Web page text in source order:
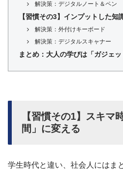
解決策：デジタルノート＆ペン
【習慣その3】インプットした
解決策：外付けキーボード
解決策：デジタルスキャナー
まとめ：大人の学びは「ガジェ
【習慣その1】スキマ
間」に変える
学生時代と違い、社会人にはま